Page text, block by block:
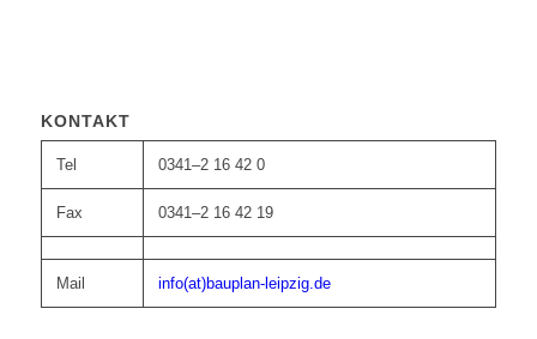
KONTAKT
Tel 0341–2 16 42 0
Fax 0341–2 16 42 19
Mail info(at)bauplan-leipzig.de